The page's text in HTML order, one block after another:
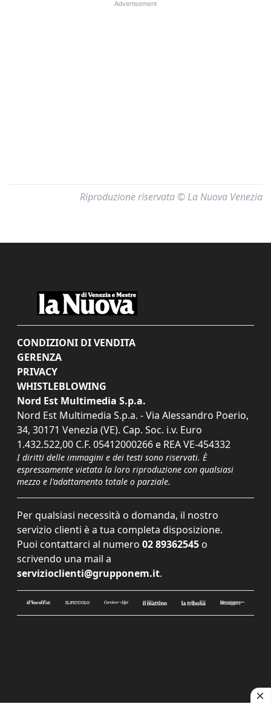
Riproduzione riservata © La Nuova Venezia
CONDIZIONI DI VENDITA
GERENZA
PRIVACY
WHISTLEBLOWING
Nord Est Multimedia S.p.a.
Nord Est Multimedia S.p.a. - Via Alessandro Poerio,
34, 30171 Venezia (VE). Cap. Soc. i.v. Euro
1.432.522,00 C.F. 05412000266 e REA VE-454332
I diritti delle immagini e dei testi sono riservati. È
espressamente vietata la loro riproduzione con qualsiasi
mezzo e l'adattamento totale o parziale.
Per qualsiasi necessità o domanda, il nostro
servizio clienti è a tua completa disposizione.
Puoi contattarci al numero 02 89362545 o
scrivendo una mail a
servizioclienti@grupponem.it.